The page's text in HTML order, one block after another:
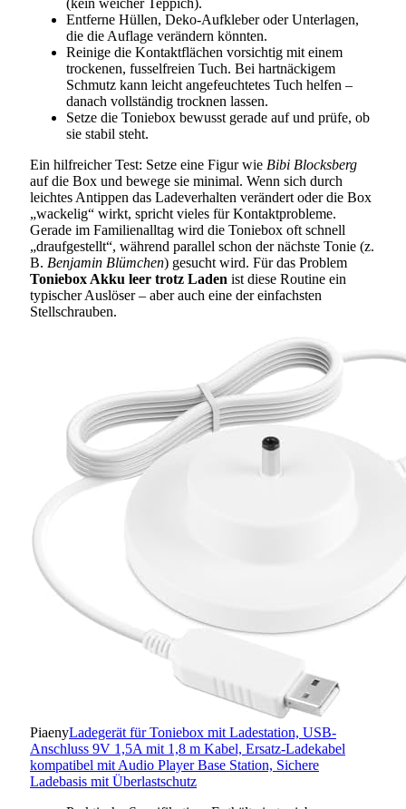
Entferne Hüllen, Deko-Aufkleber oder Unterlagen,
die die Auflage verändern könnten.
Reinige die Kontaktflächen vorsichtig mit einem
trockenen, fusselfreien Tuch. Bei hartnäckigem
Schmutz kann leicht angefeuchtetes Tuch helfen –
danach vollständig trocknen lassen.
Setze die Toniebox bewusst gerade auf und prüfe, ob
sie stabil steht.
Ein hilfreicher Test: Setze eine Figur wie Bibi Blocksberg
auf die Box und bewege sie minimal. Wenn sich durch
leichtes Antippen das Ladeverhalten verändert oder die Box
„wackelig“ wirkt, spricht vieles für Kontaktprobleme.
Gerade im Familienalltag wird die Toniebox oft schnell
„draufgestellt“, während parallel schon der nächste Tonie (z.
B. Benjamin Blümchen) gesucht wird. Für das Problem
Toniebox Akku leer trotz Laden ist diese Routine ein
typischer Auslöser – aber auch eine der einfachsten
Stellschrauben.
PiaenyLadegerät für Toniebox mit Ladestation, USB-
Anschluss 9V 1,5A mit 1,8 m Kabel, Ersatz-Ladekabel
kompatibel mit Audio Player Base Station, Sichere
Ladebasis mit Überlastschutz